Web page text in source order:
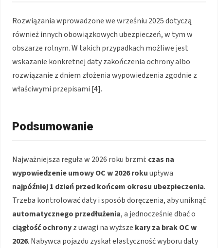
Rozwiązania wprowadzone we wrześniu 2025 dotyczą
również innych obowiązkowych ubezpieczeń, w tym w
obszarze rolnym. W takich przypadkach możliwe jest
wskazanie konkretnej daty zakończenia ochrony albo
rozwiązanie z dniem złożenia wypowiedzenia zgodnie z
właściwymi przepisami [4].
Podsumowanie
Najważniejsza reguła w 2026 roku brzmi: czas na
wypowiedzenie umowy OC w 2026 rokuupływa
najpóźniej 1 dzień przed końcem okresu ubezpieczenia.
Trzeba kontrolować daty i sposób doręczenia, aby uniknąć
automatycznego przedłużenia, a jednocześnie dbać o
ciągłość ochronyz uwagi na wyższe kary za brak OC w
2026. Nabywca pojazdu zyskał elastyczność wyboru daty